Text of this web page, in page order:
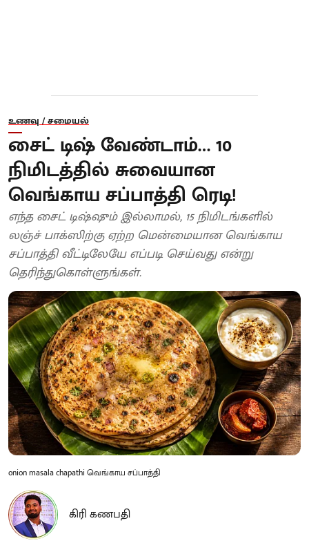
உணவு / சமையல்
சைட் டிஷ் வேண்டாம்… 10
நிமிடத்தில் சுவையான
வெங்காய சப்பாத்தி ரெடி!
எந்த சைட் டிஷ்ஷும் இல்லாமல், 15 நிமிடங்களில்
லஞ்ச் பாக்ஸிற்கு ஏற்ற மென்மையான வெங்காய
சப்பாத்தி வீட்டிலேயே எப்படி செய்வது என்று
தெரிந்துகொள்ளுங்கள்.
onion masala chapathi வெங்காய சப்பாத்தி
கிரி கணபதி